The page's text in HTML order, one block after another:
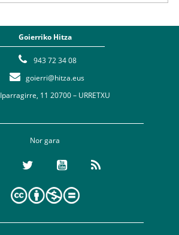
Goierriko Hitza
943 72 34 08
goierri@hitza.eus
Iparragirre, 11 20700 – URRETXU
Nor gara